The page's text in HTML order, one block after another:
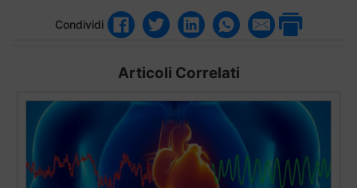
Condividi
Articoli Correlati